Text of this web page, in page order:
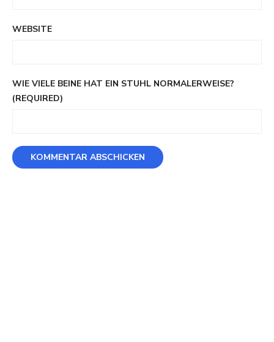
WEBSITE
WIE VIELE BEINE HAT EIN STUHL NORMALERWEISE?
(REQUIRED)